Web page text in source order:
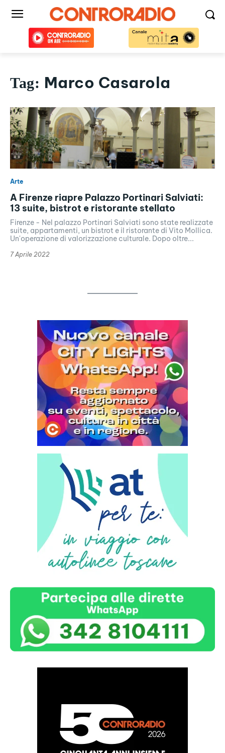
Tag: Marco Casarola
Arte
A Firenze riapre Palazzo Portinari Salviati:
13 suite, bistrot e ristorante stellato
Firenze - Nel palazzo Portinari Salviati sono state realizzate
suite, appartamenti, un bistrot e il ristorante di Vito Mollica.
Un'operazione di valorizzazione culturale. Dopo oltre...
7 Aprile 2022